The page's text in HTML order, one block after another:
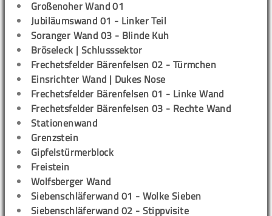
Großenoher Wand 01
Jubiläumswand 01 - Linker Teil
Soranger Wand 03 - Blinde Kuh
Bröseleck | Schlusssektor
Frechetsfelder Bärenfelsen 02 - Türmchen
Einsrichter Wand | Dukes Nose
Frechetsfelder Bärenfelsen 01 - Linke Wand
Frechetsfelder Bärenfelsen 03 - Rechte Wand
Stationenwand
Grenzstein
Gipfelstürmerblock
Freistein
Wolfsberger Wand
Siebenschläferwand 01 - Wolke Sieben
Siebenschläferwand 02 - Stippvisite